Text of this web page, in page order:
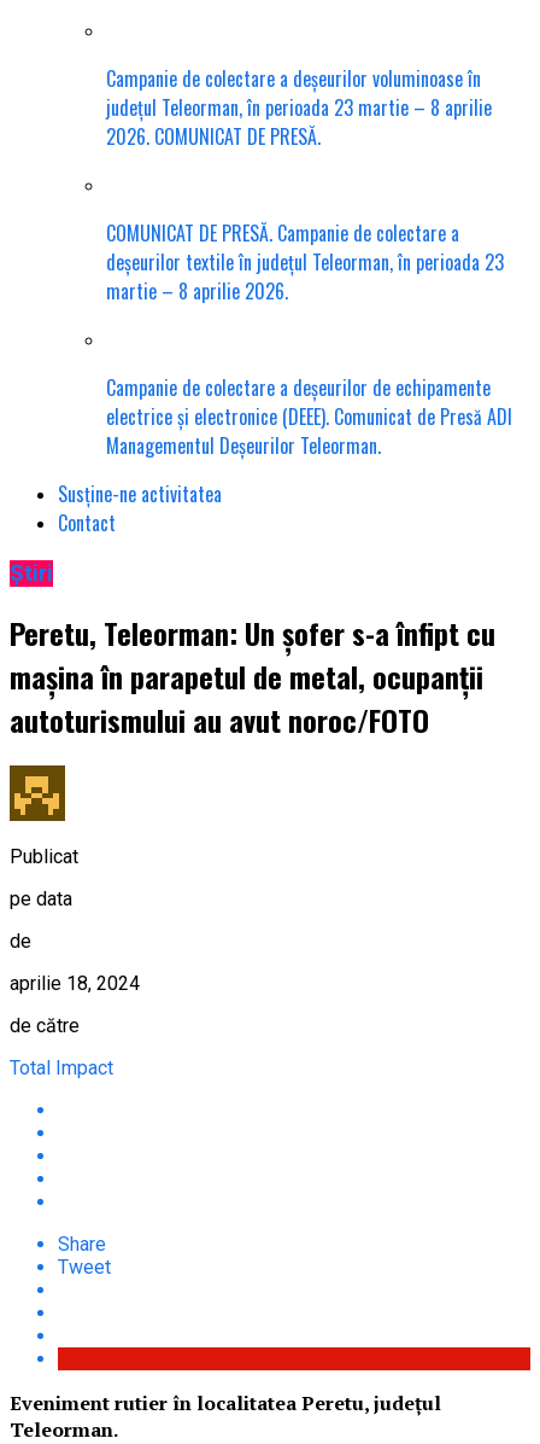
Campanie de colectare a deșeurilor voluminoase în
județul Teleorman, în perioada 23 martie – 8 aprilie
2026. COMUNICAT DE PRESĂ.
COMUNICAT DE PRESĂ. Campanie de colectare a
deșeurilor textile în județul Teleorman, în perioada 23
martie – 8 aprilie 2026.
Campanie de colectare a deșeurilor de echipamente
electrice și electronice (DEEE). Comunicat de Presă ADI
Managementul Deșeurilor Teleorman.
Susține-ne activitatea
Contact
Știri
Peretu, Teleorman: Un șofer s-a înfipt cu
mașina în parapetul de metal, ocupanții
autoturismului au avut noroc/FOTO
Publicat
pe data
de
aprilie 18, 2024
de către
Total Impact
Share
Tweet
Eveniment rutier în localitatea Peretu, județul
Teleorman.